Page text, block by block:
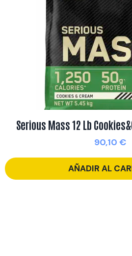
Serious Mass 12 Lb
90,10 €
AÑADIR AL